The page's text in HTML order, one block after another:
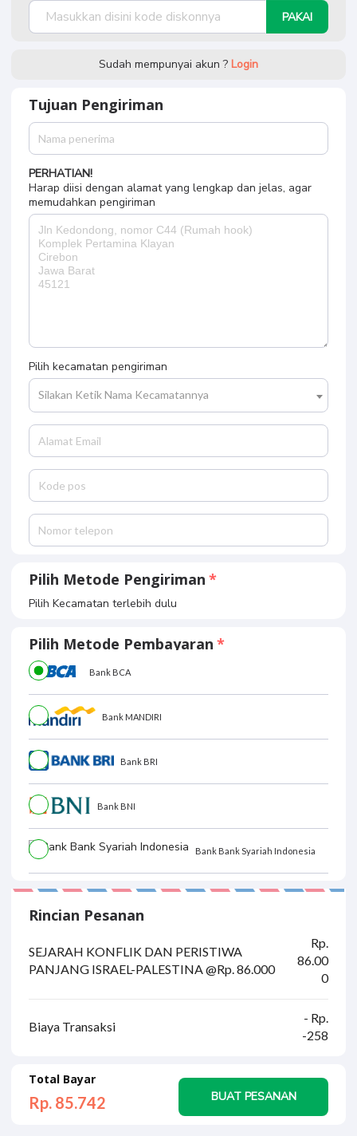
PAKAI
Sudah mempunyai akun ? Login
Tujuan Pengiriman
PERHATIAN!
Harap diisi dengan alamat yang lengkap dan jelas, agar
memudahkan pengiriman
Pilih kecamatan pengiriman
Silakan Ketik Nama Kecamatannya
Pilih Metode Pengiriman
Pilih Kecamatan terlebih dulu
Pilih Metode Pembayaran
Bank BCA
Bank MANDIRI
Bank BRI
Bank BNI
Bank Bank Syariah Indonesia
Rincian Pesanan
SEJARAH KONFLIK DAN PERISTIWA
PANJANG ISRAEL-PALESTINA @Rp. 86.000
Rp.
86.00
0
Biaya Transaksi
- Rp.
-258
Total Bayar
Rp. 85.742 BUAT PESANAN